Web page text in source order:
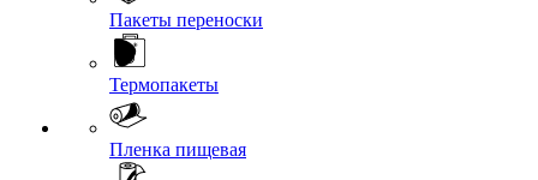
Пакеты переноски
Термопакеты
Пленка пищевая